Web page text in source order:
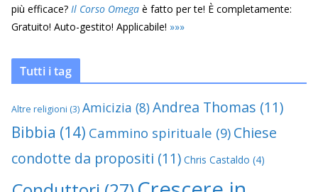
più efficace? Il Corso Omega è fatto per te! È completamente:
Gratuito! Auto-gestito! Applicabile! »»»
Tutti i tag
Altre religioni (3) Amicizia (8)Andrea Thomas (11)
Bibbia (14) Cammino spirituale (9) Chiese
condotte da propositi (11) Chris Castaldo (4)